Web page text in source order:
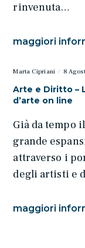
rinvenuta…
maggiori
Marta Cipriani 8
Arte e Diritto –
d’arte on line
Già da tempo
grande
attraverso i
degli artisti e
maggiori